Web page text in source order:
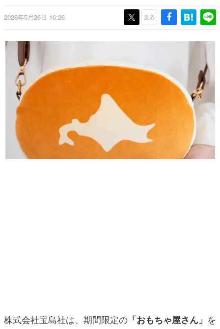
これからのデジタルゲーム市場を担う若きクリエイター達
の姿を追い、彼らのルーツと情熱を探っていきます。
ゲームに多大な影響を受けた作家さんに取材し、ゲームが
日本のモバイルゲーム史における主要なトピック・タイト
ルを網羅するほか、開発者へのインタビューや識者による
解説を掲載。約20年の歴史が一望できる決定版！
若ゲのいたり〜ゲームクリエイターの青春〜
『うつヌケ』『ペンと箸』等で知られるマンガ家・田中圭
一先生によるゲーム業界レポートマンガです。
なんでゲームは面白い？
アプリレビュー
2026年5月26日 16:26 反応
株式会社宝島社は、期間限定の 「おもちゃ屋さん」 を